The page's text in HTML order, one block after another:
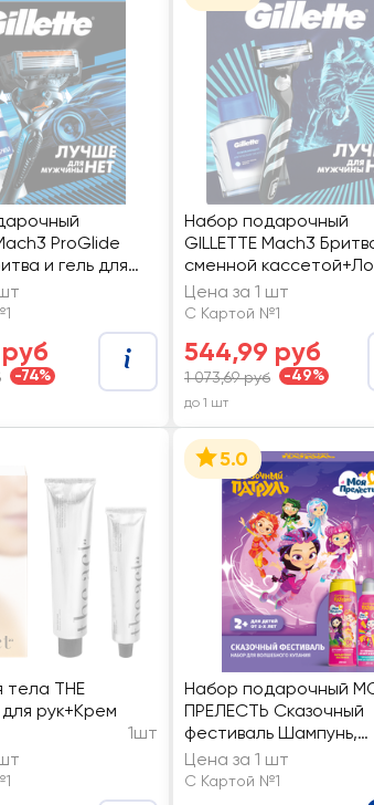
ProGlide
и гель для
Масло
-74%
Набор подарочный
GILLETTE Mach3
сменной
после бритья GILLETTE
Arctic Ice, 50мл
Цена за 1 шт
С Картой №1
544,99 руб
1 073,69 руб -49%
до 1 шт
THE
рук+Крем
1шт
5.0
Набор подарочный
ПРЕЛЕСТЬ Сказочный
фестиваль Шампунь,
250мл+Пенка-мусс
Цена за 1 шт
С Картой №1